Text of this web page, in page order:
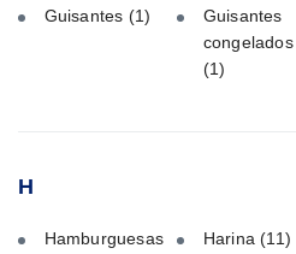
Guisantes (1)
Guisantes
congelados
(1)
H
Hamburguesas
Harina(11)